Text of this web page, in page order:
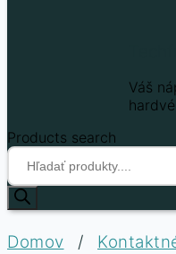
Váš
Products search
Domov /